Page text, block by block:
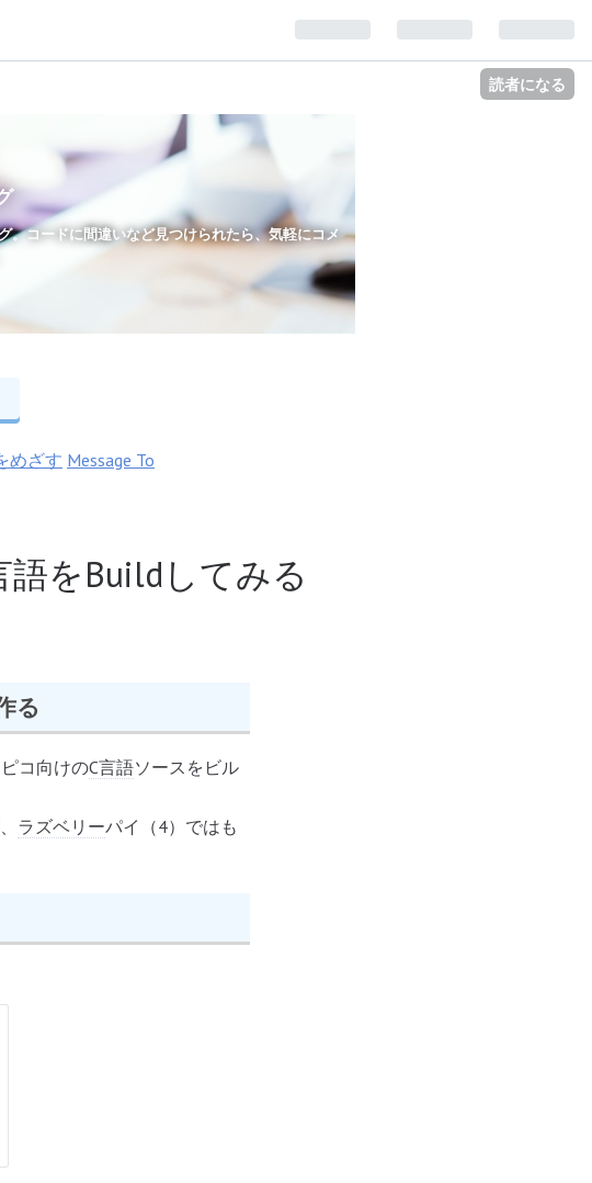
読者になる
。コードに間違いなど見つけられたら、気軽にコメ
めざす Message To
語をBuildしてみる
る
コ向けのC言語ソースをビル
ラズベリーパイ（4）ではも